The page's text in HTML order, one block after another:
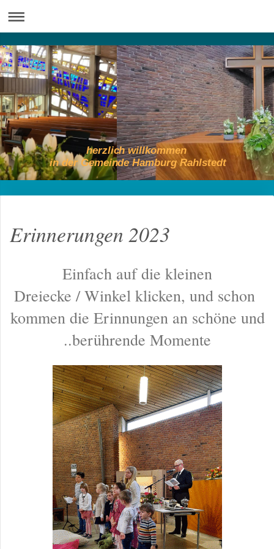
herzlich willkommen
in der Gemeinde Hamburg Rahlstedt
Erinnerungen 2023
Einfach auf die kleinen
Dreiecke / Winkel klicken, und schon
kommen die Erinnungen an schöne und
..berührende Momente